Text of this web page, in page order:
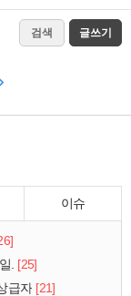
검색 글쓰기
이슈
. [25]
급자 [21]